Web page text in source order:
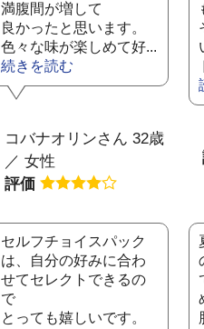
満腹間が増して
良かったと思います。
色々な味が楽しめて好...
続きを読む
コバナオリンさん 32歳
／ 女性
評価
セルフチョイスパック
は、自分の好みに合わ
せてセレクトできるの
で
とっても嬉しいです。